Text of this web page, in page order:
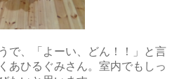
で、「よーい、どん！！」と言
あひるぐみさん。室内でもしっ